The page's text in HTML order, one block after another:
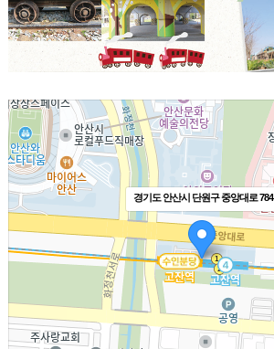
경기도 안산시 단원구 중앙대로 784